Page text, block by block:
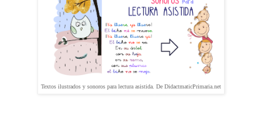
Textos ilustrados y sonoros para lectura asistida. De DidactmaticPrimaria.net